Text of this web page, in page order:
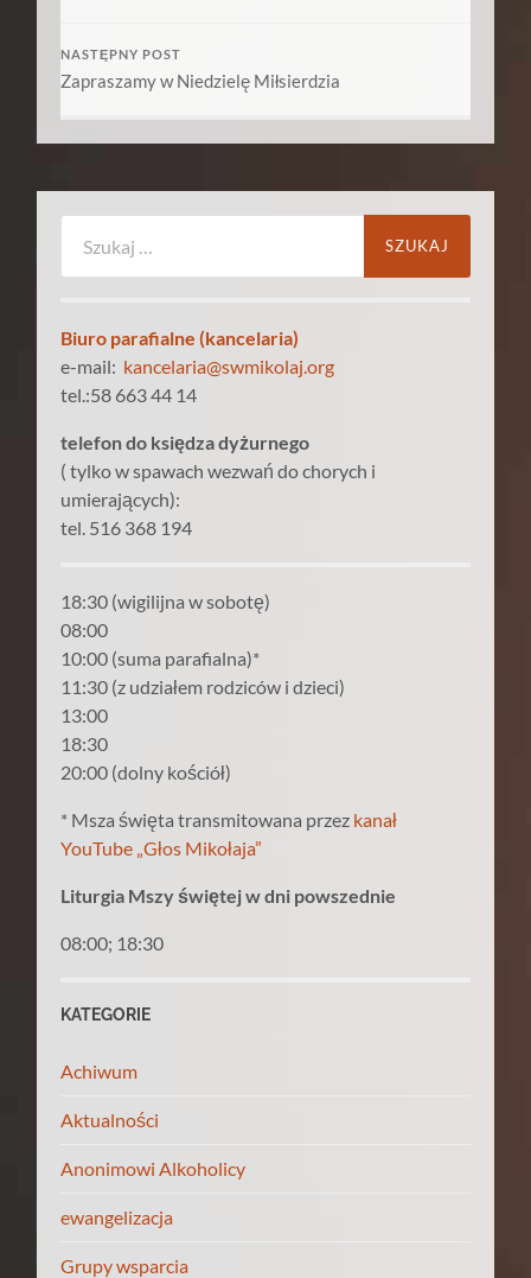
NASTĘPNY POST
Zapraszamy w Niedzielę Miłsierdzia
Biuro parafialne (kancelaria)
e-mail: kancelaria@swmikolaj.org
tel.:58 663 44 14
telefon do księdza dyżurnego
( tylko w spawach wezwań do chorych i
umierających):
tel. 516 368 194
18:30 (wigilijna w sobotę)
08:00
10:00 (suma parafialna)*
11:30 (z udziałem rodziców i dzieci)
13:00
18:30
20:00 (dolny kościół)
* Msza święta transmitowana przez kanał
YouTube „Głos Mikołaja”
Liturgia Mszy świętej w dni powszednie
08:00; 18:30
KATEGORIE
Achiwum
Aktualności
Anonimowi Alkoholicy
ewangelizacja
Grupy wsparcia